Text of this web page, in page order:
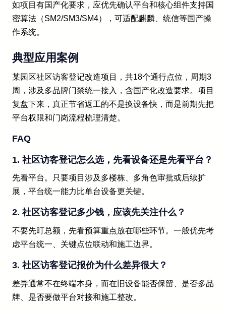
如项目有国产化要求，应优先确认平台和核心组件支持国
密算法（SM2/SM3/SM4），可适配麒麟、统信等国产操
作系统。
典型应用案例
某园区社区访客登记改造项目，共18个通行点位，周期3
周，涉及多品牌门禁统一接入，含国产化改造要求。项目
复盘下来，真正节省返工的不是换设备快，而是前期先把
平台权限和门岗流程梳理清楚。
FAQ
1. 社区访客登记怎么选，先看设备还是先看平台？
先看平台。只要项目涉及多楼栋、多角色审批或后续扩
展，平台统一能力比单台设备更关键。
2. 社区访客登记多少钱，应该先关注什么？
不要先盯总额，先看预算重点放在哪些环节。一般优先考
虑平台统一、关键点位联动和施工边界。
3. 社区访客登记报价为什么差异很大？
差异通常不在终端本身，而在旧设备能否保留、是否多品
牌、是否要做平台对接和施工整改。